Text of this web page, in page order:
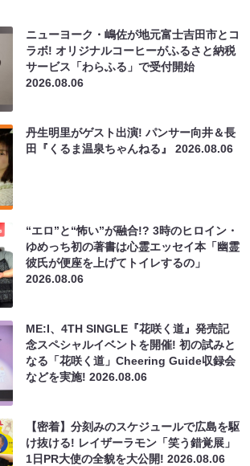
ニューヨーク・嶋佐が地元富士吉田市とコ
ラボ! オリジナルコーヒーがふるさと納税
サービス「わらふる」で受付開始
2026.08.06
丹生明里がゲスト出演! パンサー向井＆長
田『くるま温泉ちゃんねる』2026.08.06
“エロ”と“怖い”が融合!? 3時のヒロイン・
ゆめっち初の著書は心霊エッセイ本「幽霊
彼氏が便座を上げてトイレするの」
2026.08.06
ME:I、4TH SINGLE『花咲く道』発売記
念スペシャルイベントを開催! 初の試みと
なる「花咲く道」Cheering Guide収録会
などを実施!2026.08.06
【密着】分刻みのスケジュールで広島を駆
け抜ける! レイザーラモン「笑う錯覚展」
1日PR大使の全貌を大公開!2026.08.06